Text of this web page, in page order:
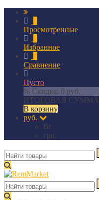
Просмотренные
Избранное
Сравнение
Пусто
% Скидка: 0 руб.
ИТОГОВАЯ
В корзину
руб.
Br
грн.